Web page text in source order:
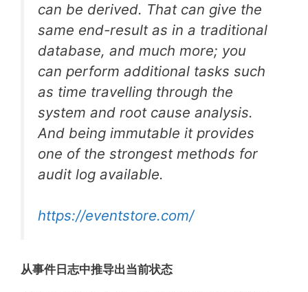
can be derived. That can give the
same end-result as in a traditional
database, and much more; you
can perform additional tasks such
as time travelling through the
system and root cause analysis.
And being immutable it provides
one of the strongest methods for
audit log available.
https://eventstore.com/
从事件日志中推导出当前状态